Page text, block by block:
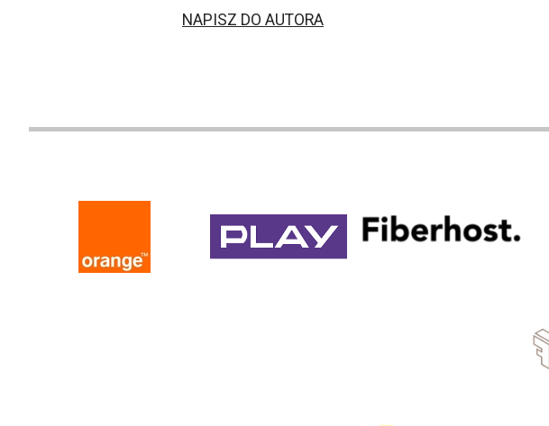
NAPISZ DO AUTORA